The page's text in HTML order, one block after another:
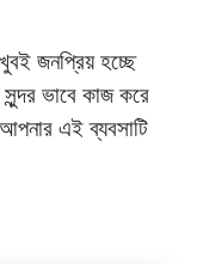
জনপ্রিয় হচ্ছে
ভাবে কাজ করে
এই ব্যবসাটি